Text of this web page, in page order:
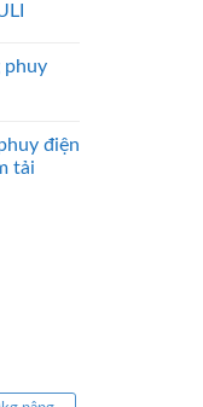
phuy
điện
tải